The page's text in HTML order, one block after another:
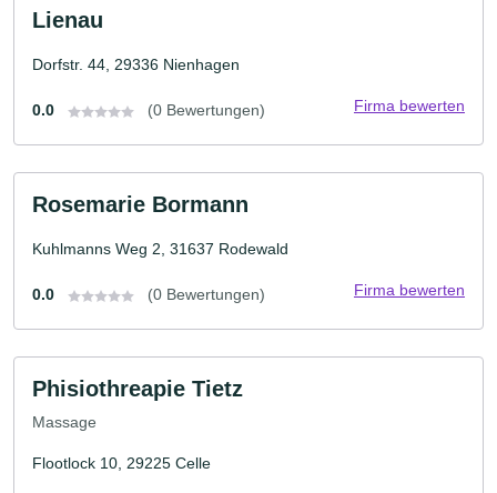
Lienau
Dorfstr. 44, 29336 Nienhagen
0.0 (0 Bewertungen) Firma bewerten
Rosemarie Bormann
Kuhlmanns Weg 2, 31637 Rodewald
0.0 (0 Bewertungen) Firma bewerten
Phisiothreapie Tietz
Massage
Flootlock 10, 29225 Celle